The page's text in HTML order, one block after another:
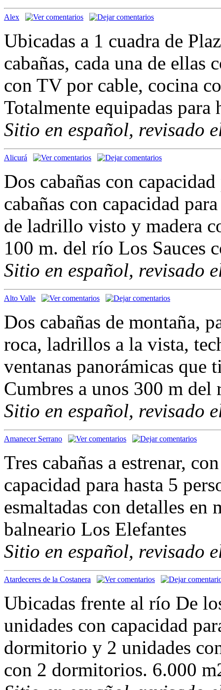
Alex
Ubicadas a 1 cuadra de
cabañas, cada una de
con TV por cable, cocina
Totalmente equipadas para
Sitio en español, revisado
Alicurá
Dos cabañas con
cabañas con capacidad
de ladrillo visto y madera
100 m. del río Los Sauces
Sitio en español, revisado
Alto Valle
Dos cabañas de montaña,
roca, ladrillos a la vista,
ventanas panorámicas que
Cumbres a unos 300 m
Sitio en español, revisado
Amanecer Serrano
Tres cabañas a estrenar,
capacidad para hasta 5
esmaltadas con detalles en
balneario Los Elefantes
Sitio en español, revisado
Atardeceres de la Costanera
Ubicadas frente al río De
unidades con capacidad
dormitorio y 2 unidades
con 2 dormitorios. 6.000